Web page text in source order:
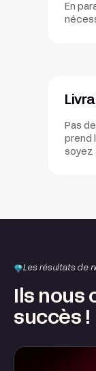
En
Pas
prend
soyez
Les résultats de
Ils nous
succès !